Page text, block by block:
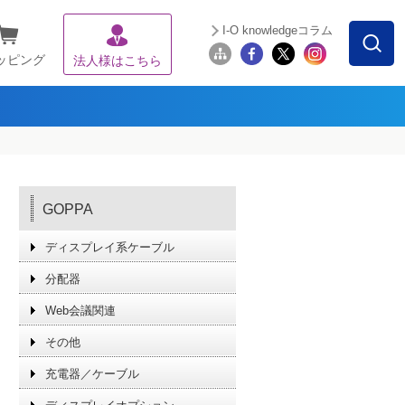
ピング 法人様はこちら
I-O knowledgeコラム
GOPPA
ディスプレイ系ケーブル
分配器
Web会議関連
その他
充電器／ケーブル